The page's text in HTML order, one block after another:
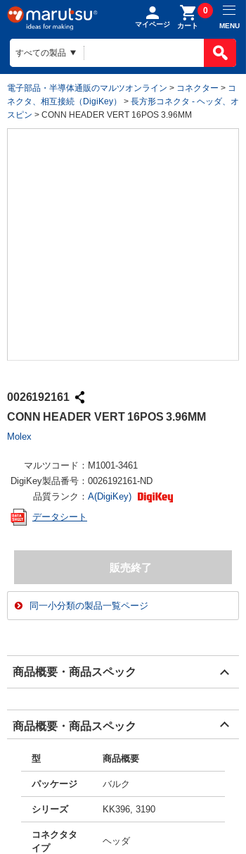
マイページ カート
0
MENU
電子部品・半導体通販のマルツオンライン > コネクター > コ
ネクタ、相互接続（DigiKey）
> 長方形コネクタ - ヘッダ、オ
スピン > CONN HEADER VERT 16POS 3.96MM
0026192161
CONN HEADER VERT 16POS 3.96MM
Molex
マルツコード： M1001-3461
DigiKey製品番号： 0026192161-ND
品質ランク： A(DigiKey)
データシート
同一小分類の製品一覧ページ
商品概要・商品スペック
商品概要・商品スペック
型 商品概要
パッケージ バルク
シリーズ KK396, 3190
コネクタタ
イプ
ヘッダ